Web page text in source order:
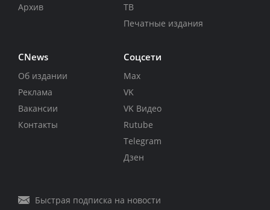
Архив
ТВ
Печатные издания
CNews
Об издании
Реклама
Вакансии
Контакты
Соцсети
Max
VK
VK Видео
Rutube
Telegram
Дзен
Быстрая подписка на новости